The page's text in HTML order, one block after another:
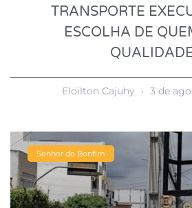
TRANSPORTE
ESCOLHA DE
Eloilton Cajuhy 3 de
Senhor do Bonfim